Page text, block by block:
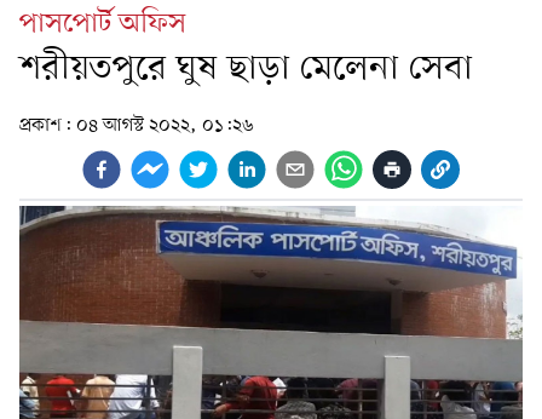
পাসপোর্ট অফিস
শরীয়তপুরে ঘুষ ছাড়া মেলেনা সেবা
প্রকাশ: ০৪ আগস্ট ২০২২, ০১:২৬